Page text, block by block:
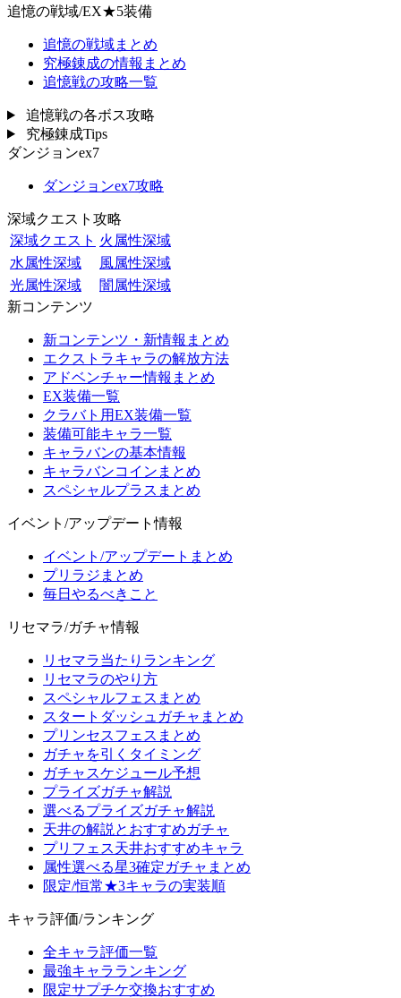
追憶の戦域/EX★5装備
追憶の戦域まとめ
究極錬成の情報まとめ
追憶戦の攻略一覧
追憶戦の各ボス攻略
究極錬成Tips
ダンジョンex7
ダンジョンex7攻略
深域クエスト攻略
深域クエスト 火属性深域
水属性深域
風属性深域
光属性深域
闇属性深域
新コンテンツ
新コンテンツ・新情報まとめ
エクストラキャラの解放方法
アドベンチャー情報まとめ
EX装備一覧
クラバト用EX装備一覧
装備可能キャラ一覧
キャラバンの基本情報
キャラバンコインまとめ
スペシャルプラスまとめ
イベント/アップデート情報
イベント/アップデートまとめ
プリラジまとめ
毎日やるべきこと
リセマラ/ガチャ情報
リセマラ当たりランキング
リセマラのやり方
スペシャルフェスまとめ
スタートダッシュガチャまとめ
プリンセスフェスまとめ
ガチャを引くタイミング
ガチャスケジュール予想
プライズガチャ解説
選べるプライズガチャ解説
天井の解説とおすすめガチャ
プリフェス天井おすすめキャラ
属性選べる星3確定ガチャまとめ
限定/恒常★3キャラの実装順
キャラ評価/ランキング
全キャラ評価一覧
最強キャラランキング
限定サプチケ交換おすすめ